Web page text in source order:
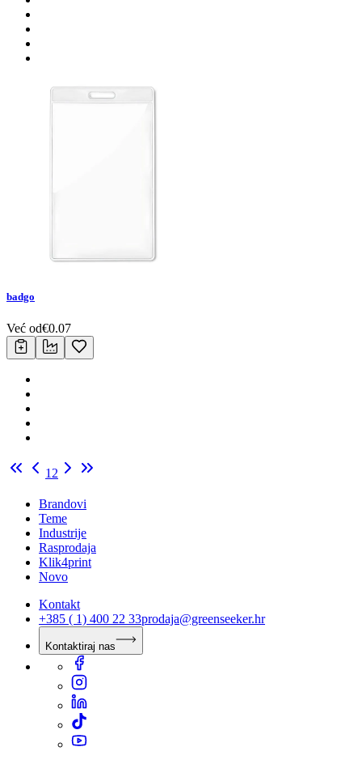
badgo
Već od€0.07
1 2
Brandovi
Teme
Industrije
Rasprodaja
Klik4print
Novo
Kontakt
+385 ( 1) 400 22 33prodaja@greenseeker.hr
Kontaktiraj nas